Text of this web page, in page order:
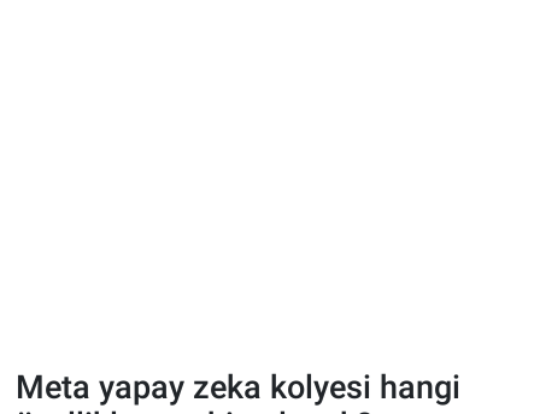
Meta yapay zeka kolyesi hangi